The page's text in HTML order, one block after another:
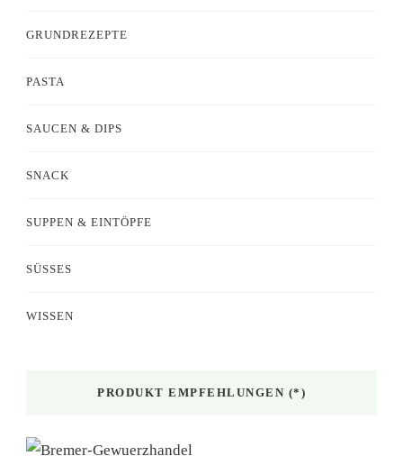
GRUNDREZEPTE
PASTA
SAUCEN & DIPS
SNACK
SUPPEN & EINTÖPFE
SÜSSES
WISSEN
PRODUKT EMPFEHLUNGEN (*)